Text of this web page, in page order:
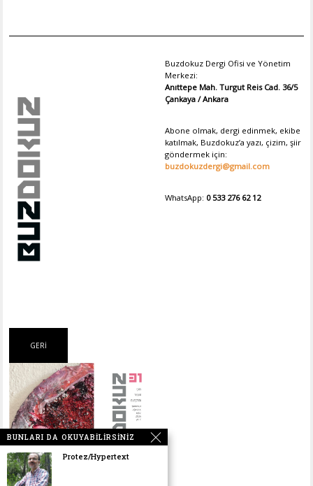
Buzdokuz Dergi Ofisi ve Yönetim
Merkezi:
Anıttepe Mah. Turgut Reis Cad. 36/5
Çankaya / Ankara
Abone olmak, dergi edinmek, ekibe
katılmak, Buzdokuz’a yazı, çizim, şiir
göndermek için:
buzdokuzdergi@gmail.com
WhatsApp: 0 533 276 62 12
BUNLARI DA OKUYABILIRSINIZ
Protez/Hypertext